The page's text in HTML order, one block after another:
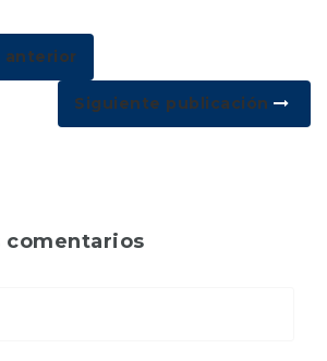
anterior
Siguiente publicación
comentarios